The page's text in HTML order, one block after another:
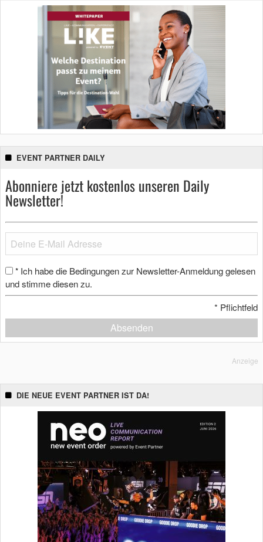
EVENT PARTNER DAILY
Abonniere jetzt kostenlos unseren Daily
Newsletter!
* Ich habe die Bedingungen zur Newsletter-Anmeldung gelesen
und stimme diesen zu.
* Pflichtfeld
Absenden
Anzeige
DIE NEUE EVENT PARTNER IST DA!